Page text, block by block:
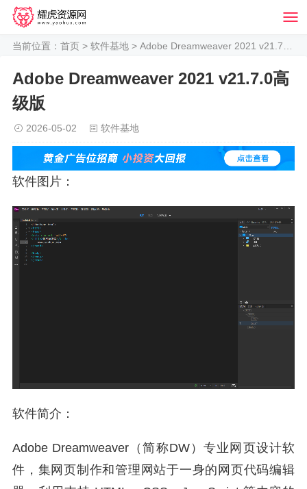
当前位置： 首页 > 软件基地 > Adobe Dreamweaver 2021 v21.7.0高级版
Adobe Dreamweaver 2021 v21.7.0高
级版
2026-05-02 软件基地
软件图片：
软件简介：
Adobe Dreamweaver（简称DW）专业网页设计软
件，集网页制作和管理网站于一身的网页代码编辑